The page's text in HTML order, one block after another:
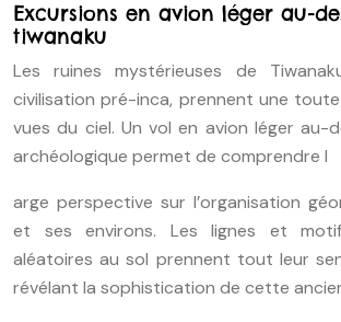
Excursions en avion léger au-
tiwanaku
Les ruines mystérieuses de
civilisation pré-inca, prennent une
vues du ciel. Un vol en avion léger au-
archéologique permet de comprendre l
arge perspective sur l’organisation
et ses environs. Les lignes et
aléatoires au sol prennent tout leur
révélant la sophistication de cette